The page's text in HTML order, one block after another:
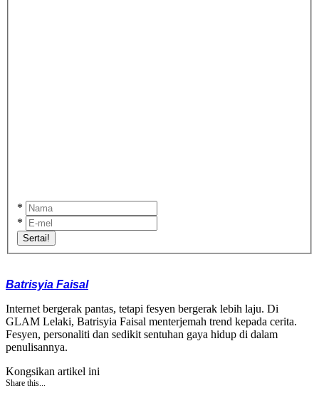
*
*
Sertai!
Batrisyia Faisal
Internet bergerak pantas, tetapi fesyen bergerak lebih laju. Di
GLAM Lelaki, Batrisyia Faisal menterjemah trend kepada cerita.
Fesyen, personaliti dan sedikit sentuhan gaya hidup di dalam
penulisannya.
Kongsikan artikel ini
Share this...